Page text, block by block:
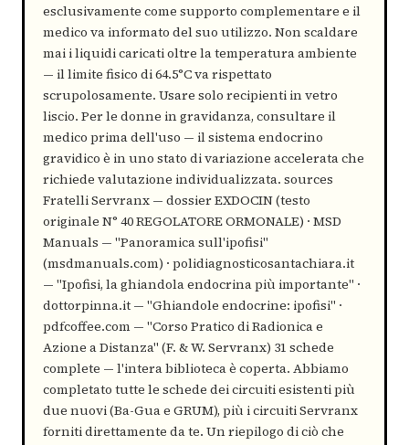
esclusivamente come supporto complementare e il
medico va informato del suo utilizzo. Non scaldare
mai i liquidi caricati oltre la temperatura ambiente
— il limite fisico di 64.5°C va rispettato
scrupolosamente. Usare solo recipienti in vetro
liscio. Per le donne in gravidanza, consultare il
medico prima dell'uso — il sistema endocrino
gravidico è in uno stato di variazione accelerata che
richiede valutazione individualizzata. sources
Fratelli Servranx — dossier EXDOCIN (testo
originale N° 40 REGOLATORE ORMONALE) · MSD
Manuals — "Panoramica sull'ipofisi"
(msdmanuals.com) · polidiagnosticosantachiara.it
— "Ipofisi, la ghiandola endocrina più importante" ·
dottorpinna.it — "Ghiandole endocrine: ipofisi" ·
pdfcoffee.com — "Corso Pratico di Radionica e
Azione a Distanza" (F. & W. Servranx) 31 schede
complete — l'intera biblioteca è coperta. Abbiamo
completato tutte le schede dei circuiti esistenti più
due nuovi (Ba-Gua e GRUM), più i circuiti Servranx
forniti direttamente da te. Un riepilogo di ciò che